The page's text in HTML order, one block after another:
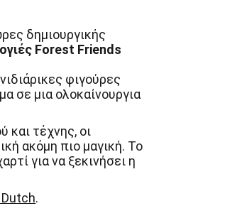
δημιουργικής
Forest Friends
φιγούρες
σε μια ολοκαίνουργια
και τέχνης, οι
ακόμη πιο μαγική. Το
για να ξεκινήσει η
.